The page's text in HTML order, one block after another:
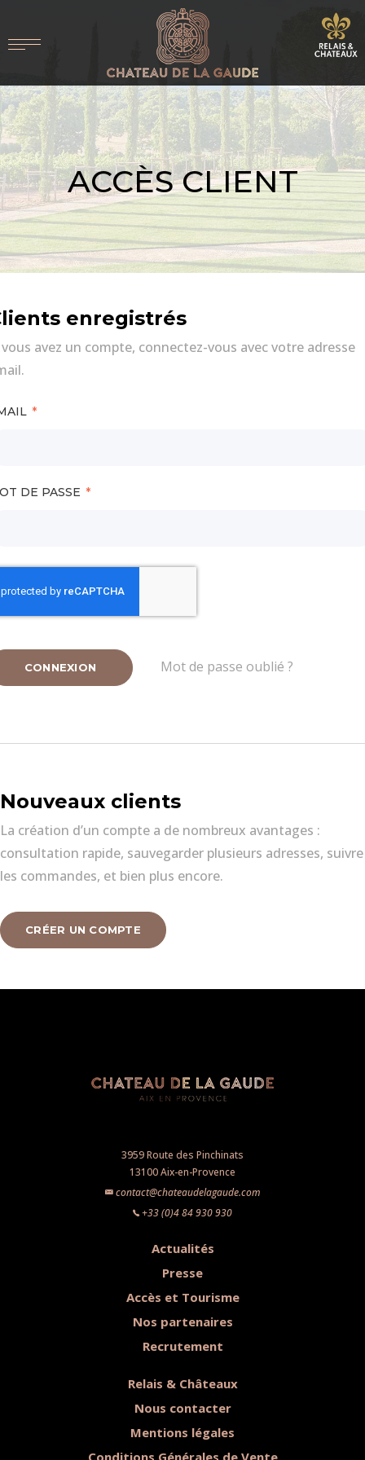
ACCÈS CLIENT
enregistrés
vous avez un compte, connectez-vous avec votre adresse
DE PASSE
CONNEXION Mot de passe oublié ?
Nouveaux clients
La création d’un compte a de nombreux avantages :
consultation rapide, sauvegarder plusieurs adresses, suivre
les commandes, et bien plus encore.
CRÉER UN COMPTE
3959 Route des Pinchinats
13100 Aix-en-Provence
contact@chateaudelagaude.com
+33 (0)4 84 930 930
Actualités
Presse
Accès et Tourisme
Nos partenaires
Recrutement
Relais & Châteaux
Nous contacter
Mentions légales
Conditions Générales de Vente